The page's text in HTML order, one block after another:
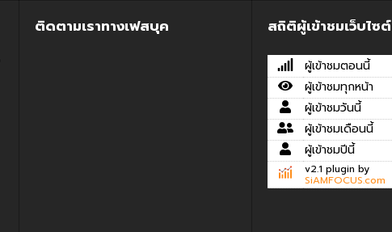
ติดตามเราทางเฟสบุค สถิติผู้เข้าชมเว็บไซต์
ผู้เข้าชมตอนนี้
ผู้เข้าชมทุกหน้า
ผู้เข้าชมวันนี้
ผู้เข้าชมเดือนนี้
ผู้เข้าชมปีนี้
v2.1 plugin by
SiAMFOCUS.com